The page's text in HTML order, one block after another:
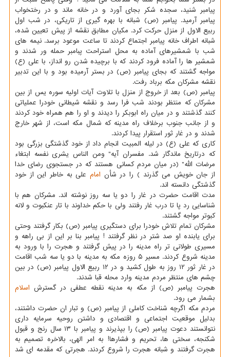
پیامبر شنید، سجده شکر بجای آورد و در خانه ماند و در رختخواب
پیامبر آرمید. پیامبر (ص) شبانه با بهره گیری از تاریکی، در شب اول
ربیع الاول از منزل حرکت کرد. مکیان مطابق نقشه از پیش تعیین شده،
شبانه اطراف خانه پیامبر اجتماع کردند تا ساعت موعود برسد. نیمه های
شب با شمشیرهای آماده به محل استراحت پبامبر حمله ور شدند و
شمشیر ها را آماده فرود کردند که با برچیده شدن رو انداز، با علی (ع)
مواجه گشتند که بجای پیامبر (ص) در بستر آرمیده بود و با این تدبیر
نقشه مشرکان مکه برباد رفت.
پیامبر (ص) بعد از خروج از منزل با تلاوت آیات اولیه سوره یس از بین
مشرکان که منتظر بودند شب فرا رسد و نقشه شیطانی خودرا عملیاتی
کنند گذشتند و در میان راه ابوبکر را دیدند و او را هم همراه خود کردند
و از جانب جنوب برخلاف راه مدینه که شمال مکه است، از شهر خارج
شدند و در غار ثور استقرار پیدا کردند.
کاری که علی (ع) در لیله المبیت انجام داد از خود گذشتگی بزرگی بود
که درتاریخ ماندگار شد. مفسران آیه" ومن الناس یشری نفسه ابتغاء
مرضات الله" (در میان مردم کسانی هستند که در جستجوی رضای خدا
از جان خویش می گذرند ) را در شأن امام علی به خاطر این از خود
گذشتگی دانسته اند.
مدت اقامت حضرت در غار را دو یا سه روز نوشته اند. مشرکان هم با
شناسایی رد پا تا درب غار رفتند ولی با حکم خداوند با تار عنکبوت و لانه
کبوتر مواجه گشتند.
مشرکان تمام تلاش خودرا برای دستگیری پیامبر (ص) بکار گرفتند وحتی
برای یابنده او صد شتر در نظر گرفتند ! پیامبر بنا بر این از بی راهه و
مسیری طولانی تر راه مدینه را در پیش گرفتند و هجرت را با ورود به
مدینه شروع کردند. مسیر ۵ روزه مکه به مدینه با دو یا سه شب اقامت
در غار ثور ۱۲ روز به طول کشید و در ۱۲ ربیع الاول پیامبر (ص) در بین
چشم های منتظر مردم مدینه وارد محله قبا شدند.
هجرت پیامبر (ص) از مکه به مدینه نقطه عطفی در گسترش اسلام
بشمار می رود.
مردم مکه اگرچه شناخت کاملی از پیامبر (ص) و تبار ان حضرت داشتند،
بدلیل موقعیت اجتماعی و اقتصادی و داشتن روحیه سرمایه داری
نتوانستند دعوت پیامبر (ص) را بپذیرند و پیامبر با ۱۳ سال رنج و قبول
شکنجه، سختی ها، تحریم و فشارها! به امر الهی، بالاخره تصمیم به
هجرت گرفتند و شبانه هجرت را شروع کردند. هجرتی که مقدمه ای شد